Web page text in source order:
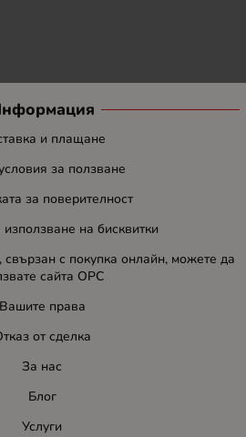
и плащане
за ползване
за поверителност
на бисквитки
с покупка онлайн, можете да
сайта ОРС
Вашите права
от сделка
За нас
Блог
Услуги